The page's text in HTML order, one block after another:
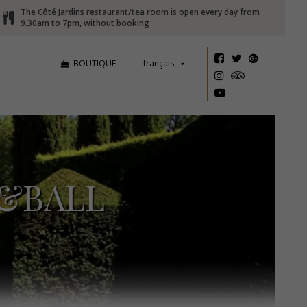
The Côté Jardins restaurant/tea room is open every day from
9.30am to 7pm, without booking
français
BOUTIQUE